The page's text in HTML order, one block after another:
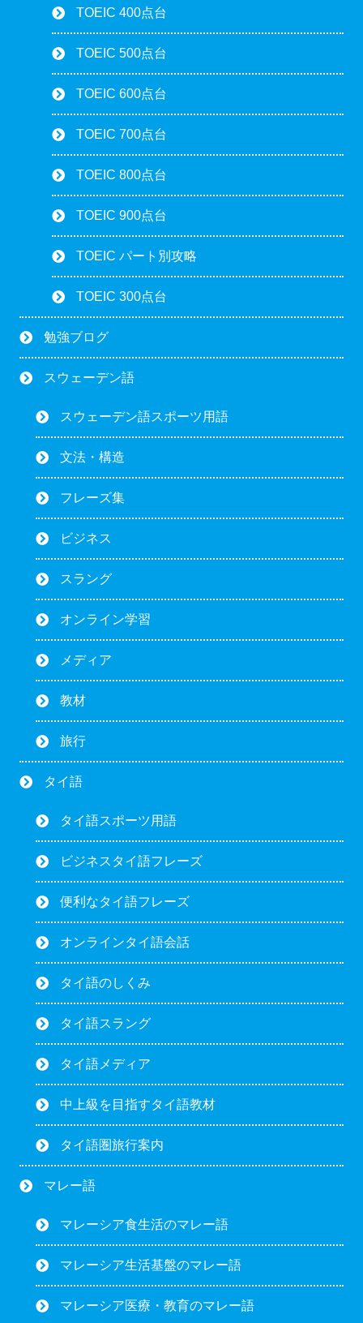
TOEIC 400点台
TOEIC 500点台
TOEIC 600点台
TOEIC 700点台
TOEIC 800点台
TOEIC 900点台
TOEIC パート別攻略
TOEIC 300点台
勉強ブログ
スウェーデン語
スウェーデン語スポーツ用語
文法・構造
フレーズ集
ビジネス
スラング
オンライン学習
メディア
教材
旅行
タイ語
タイ語スポーツ用語
ビジネスタイ語フレーズ
便利なタイ語フレーズ
オンラインタイ語会話
タイ語のしくみ
タイ語スラング
タイ語メディア
中上級を目指すタイ語教材
タイ語圏旅行案内
マレー語
マレーシア食生活のマレー語
マレーシア生活基盤のマレー語
マレーシア医療・教育のマレー語